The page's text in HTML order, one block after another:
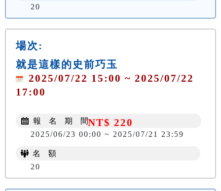
20
場次:
就是這樣的史前巧玉
2025/07/22 15:00 ~ 2025/07/22
17:00
NT$ 220
報 名 期 間
2025/06/23 00:00 ~ 2025/07/21 23:59
名 額
20